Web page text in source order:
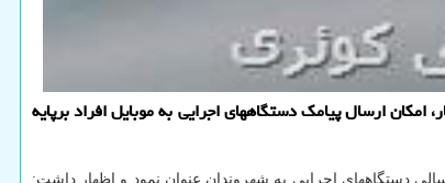
ارسال پیامک دستگاههای اجرایی به موبایل افراد برپایه
دستگاههای اجرایی به شهروندان عنوان نمود و اظهار داشت: